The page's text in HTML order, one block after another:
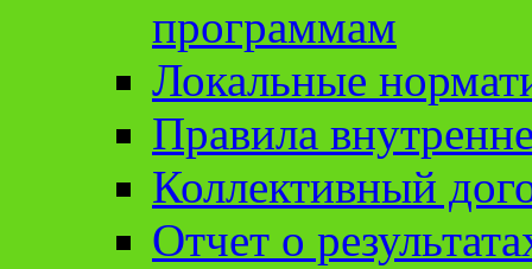
программам
Локальные
Правила
Коллективный
Отчет о